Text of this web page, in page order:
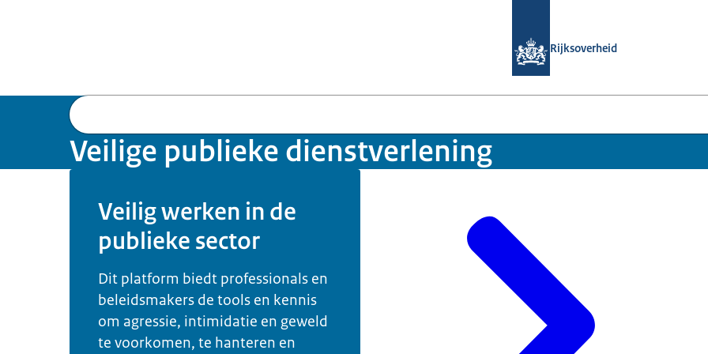
Rijksoverheid
Veilige publieke dienstverlening
Veilig werken in de
publieke sector
Dit platform biedt professionals en
beleidsmakers de tools en kennis
om agressie, intimidatie en geweld
te voorkomen, te hanteren en